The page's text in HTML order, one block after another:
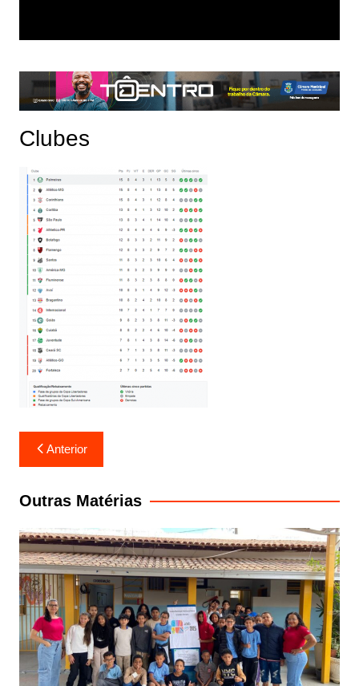
Clubes
Navegação
de
Post
Anterior
Outras Matérias